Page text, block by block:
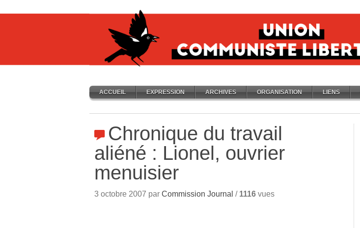
ACCUEIL EXPRESSION ARCHIVES ORGANISATION LIENS
Chronique du travail
aliéné : Lionel, ouvrier
menuisier
3 octobre 2007 par Commission Journal / 1116 vues